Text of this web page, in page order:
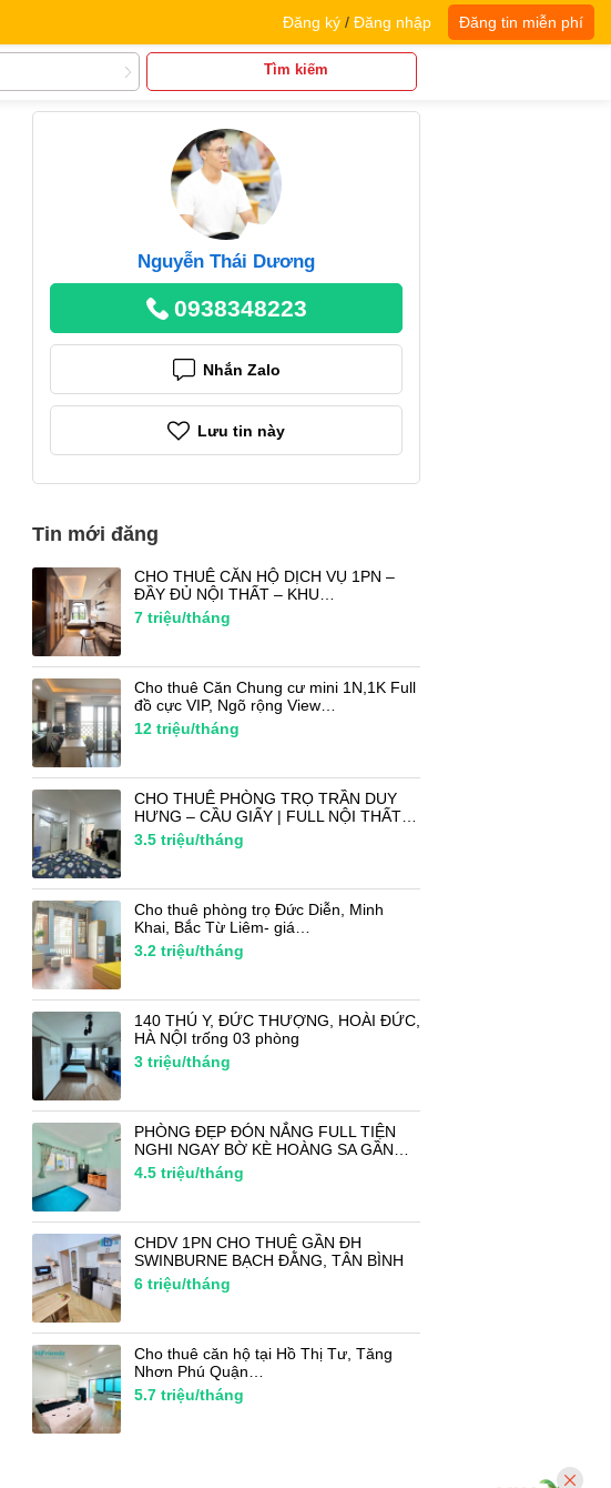
Đăng ký / Đăng nhập Đăng tin miễn phí
Tìm kiếm
Nguyễn Thái Dương
0938348223
Nhắn Zalo
Lưu tin này
Tin mới đăng
CHO THUÊ CĂN HỘ DỊCH VỤ 1PN –
ĐẦY ĐỦ NỘI THẤT – KHU…
7 triệu/tháng
Cho thuê Căn Chung cư mini 1N,1K Full
đồ cực VIP, Ngõ rộng View…
12 triệu/tháng
CHO THUÊ PHÒNG TRỌ TRẦN DUY
HƯNG – CẦU GIẤY | FULL NỘI THẤT…
3.5 triệu/tháng
Cho thuê phòng trọ Đức Diễn, Minh
Khai, Bắc Từ Liêm- giá…
3.2 triệu/tháng
140 THÚ Y, ĐỨC THƯỢNG, HOÀI ĐỨC,
HÀ NỘI trống 03 phòng
3 triệu/tháng
PHÒNG ĐẸP ĐÓN NẮNG FULL TIỆN
NGHI NGAY BỜ KÈ HOÀNG SA GẦN…
4.5 triệu/tháng
CHDV 1PN CHO THUÊ GẦN ĐH
SWINBURNE BẠCH ĐẰNG, TÂN BÌNH
6 triệu/tháng
Cho thuê căn hộ tại Hồ Thị Tư, Tăng
Nhơn Phú Quận…
5.7 triệu/tháng